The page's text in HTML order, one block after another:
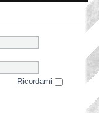
Ricordami